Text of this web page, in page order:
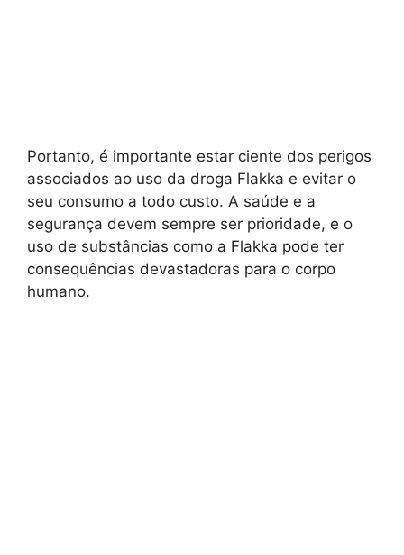
Portanto, é importante estar ciente dos perigos
associados ao uso da droga Flakka e evitar o
seu consumo a todo custo. A saúde e a
segurança devem sempre ser prioridade, e o
uso de substâncias como a Flakka pode ter
consequências devastadoras para o corpo
humano.